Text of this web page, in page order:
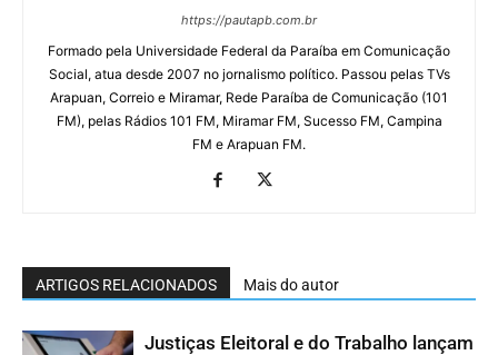
https://pautapb.com.br
Formado pela Universidade Federal da Paraíba em Comunicação
Social, atua desde 2007 no jornalismo político. Passou pelas TVs
Arapuan, Correio e Miramar, Rede Paraíba de Comunicação (101
FM), pelas Rádios 101 FM, Miramar FM, Sucesso FM, Campina
FM e Arapuan FM.
ARTIGOS RELACIONADOS Mais do autor
Justiças Eleitoral e do Trabalho lançam